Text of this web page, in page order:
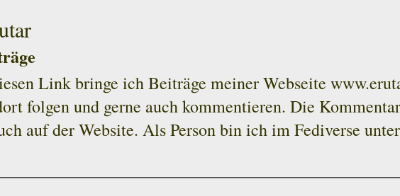
Link bringe ich Beiträge meiner Webseite
folgen und gerne auch kommentieren. Die
auf der Website. Als Person bin ich im Fediverse